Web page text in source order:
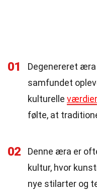
01
Degenereret
samfundet
kulturelle værdier
følte, at
02
Denne æra er
kultur, hvor
nye stilarter og